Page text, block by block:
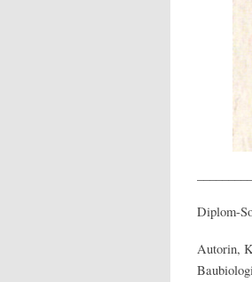
Diplom-
Autorin,